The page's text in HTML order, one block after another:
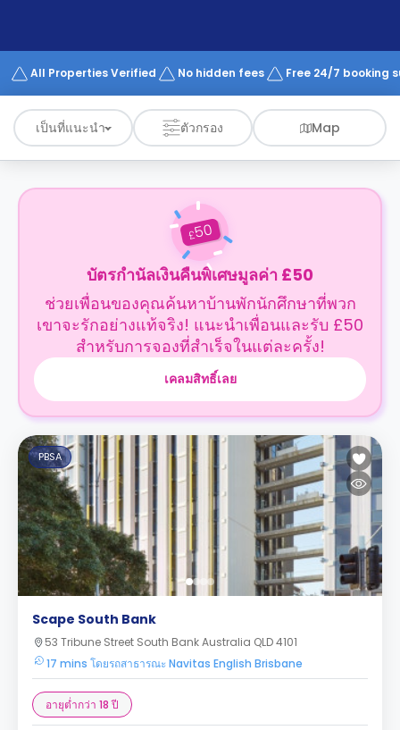
Works
All Properties Verified No hidden fees Free 24/7 booking
เป็นที่แนะนำ ตัวกรอง Map
£50
บัตรกำนัลเงินคืนพิเศษมูลค่า £50
ช่วยเพื่อนของคุณค้นหาบ้านพักนักศึกษาที่พวก
เขาจะรักอย่างแท้จริง! แนะนำเพื่อนและรับ £50
สำหรับการจองที่สำเร็จในแต่ละครั้ง!
เคลมสิทธิ์เลย
PBSA
Scape South Bank
53 Tribune Street South Bank Australia QLD 4101
17 mins โดยรถสาธารณะ Navitas English Brisbane
อายุต่ำกว่า 18 ปี